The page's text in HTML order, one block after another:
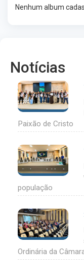
Nenhum album
Notícias
Paixão de Cristo
população
Ordinária da